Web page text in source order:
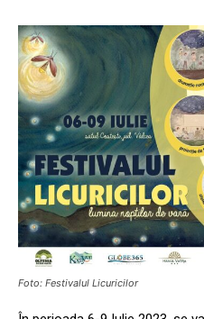
Foto: Festivalul Licuricilor